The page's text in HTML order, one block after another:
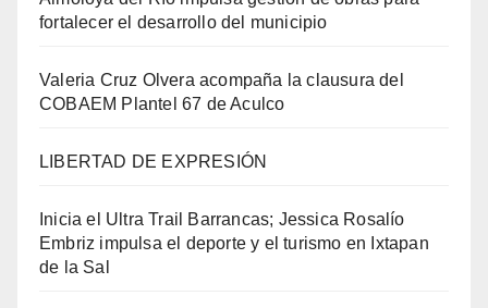
fortalecer el desarrollo del municipio
Valeria Cruz Olvera acompaña la clausura del
COBAEM Plantel 67 de Aculco
LIBERTAD DE EXPRESIÓN
Inicia el Ultra Trail Barrancas; Jessica Rosalío
Embriz impulsa el deporte y el turismo en Ixtapan
de la Sal